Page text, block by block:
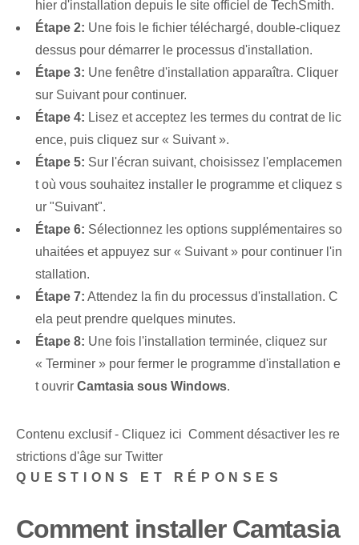
hier d'installation depuis le site officiel de TechSmith.
Étape 2: Une fois le fichier téléchargé, double-cliquez
dessus pour démarrer le processus d'installation.
Étape 3: Une fenêtre d'installation apparaîtra. Cliquer
sur Suivant pour continuer.
Étape 4: Lisez et acceptez les termes du ⁤contrat de lic
ence‍, puis cliquez sur « Suivant ».
Étape 5: Sur l'écran suivant, choisissez l'emplacemen
t où vous souhaitez installer le programme et cliquez s
ur "Suivant".
Étape 6: Sélectionnez les options supplémentaires so
uhaitées et appuyez sur « Suivant » pour continuer l'in
stallation.
Étape 7: Attendez la fin du processus d'installation. C
ela peut prendre quelques minutes.
Étape 8: ‌Une fois l'installation terminée, cliquez sur
« Terminer » pour fermer le programme d'installation e
t ouvrir Camtasia sous Windows.
Contenu exclusif - Cliquez ici Comment désactiver les re
strictions d'âge sur Twitter
QUESTIONS ET RÉPONSES
Comment installer Camtasia